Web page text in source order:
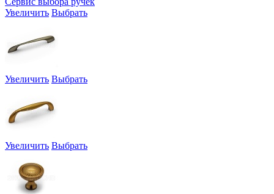
Увеличить Выбрать
Увеличить Выбрать
Увеличить Выбрать